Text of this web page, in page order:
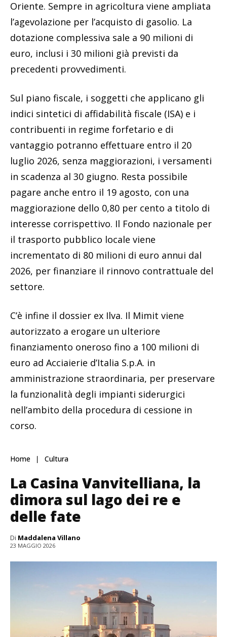
Oriente. Sempre in agricoltura viene ampliata
l’agevolazione per l’acquisto di gasolio. La
dotazione complessiva sale a 90 milioni di
euro, inclusi i 30 milioni già previsti da
precedenti provvedimenti.
Sul piano fiscale, i soggetti che applicano gli
indici sintetici di affidabilità fiscale (ISA) e i
contribuenti in regime forfetario e di
vantaggio potranno effettuare entro il 20
luglio 2026, senza maggiorazioni, i versamenti
in scadenza al 30 giugno. Resta possibile
pagare anche entro il 19 agosto, con una
maggiorazione dello 0,80 per cento a titolo di
interesse corrispettivo. Il Fondo nazionale per
il trasporto pubblico locale viene
incrementato di 80 milioni di euro annui dal
2026, per finanziare il rinnovo contrattuale del
settore.
C’è infine il dossier ex Ilva. Il Mimit viene
autorizzato a erogare un ulteriore
finanziamento oneroso fino a 100 milioni di
euro ad Acciaierie d’Italia S.p.A. in
amministrazione straordinaria, per preservare
la funzionalità degli impianti siderurgici
nell’ambito della procedura di cessione in
corso.
Home Cultura
La Casina Vanvitelliana, la
dimora sul lago dei re e
delle fate
Di Maddalena Villano
23 MAGGIO 2026